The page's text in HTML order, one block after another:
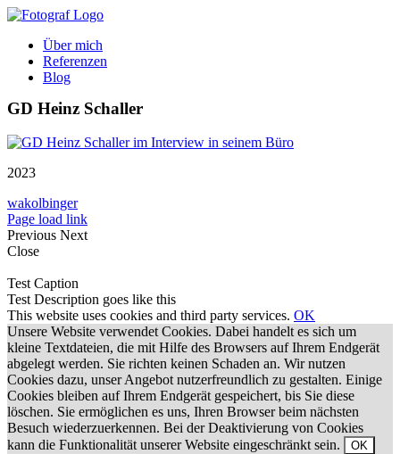
Zum
springenÜber mich
Referenzen
Blog
GD Heinz Schaller
2023
wakolbinger
Page load link
Previous Next
Close
Test Caption
Test Description goes like this
This website uses cookies and third party services. OK
Unsere Website verwendet Cookies. Dabei handelt es sich um
kleine Textdateien, die mit Hilfe des Browsers auf Ihrem Endgerät
abgelegt werden. Sie richten keinen Schaden an. Wir nutzen
Cookies dazu, unser Angebot nutzerfreundlich zu gestalten. Einige
Cookies bleiben auf Ihrem Endgerät gespeichert, bis Sie diese
löschen. Sie ermöglichen es uns, Ihren Browser beim nächsten
Besuch wiederzuerkennen. Bei der Deaktivierung von Cookies
kann die Funktionalität unserer Website eingeschränkt sein.
OK